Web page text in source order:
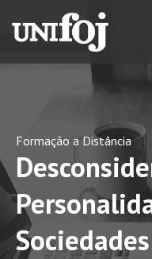
Formação a Distância